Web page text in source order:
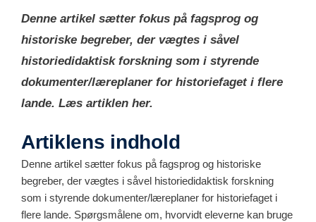
Denne artikel sætter fokus på fagsprog og
historiske begreber, der vægtes i såvel
historiedidaktisk forskning som i styrende
dokumenter/læreplaner for historiefaget i flere
lande. Læs artiklen her.
Artiklens indhold
Denne artikel sætter fokus på fagsprog og historiske
begreber, der vægtes i såvel historiedidaktisk forskning
som i styrende dokumenter/læreplaner for historiefaget i
flere lande. Spørgsmålene om, hvorvidt eleverne kan bruge